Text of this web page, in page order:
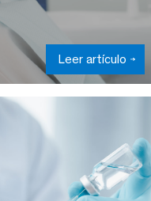
Leer artículo